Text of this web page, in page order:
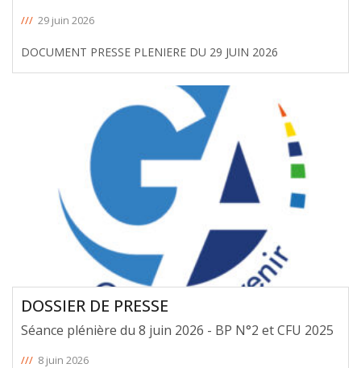
/// 29 juin 2026
DOCUMENT PRESSE PLENIERE DU 29 JUIN 2026
DOSSIER DE PRESSE
Séance plénière du 8 juin 2026 - BP N°2 et CFU 2025
/// 8 juin 2026